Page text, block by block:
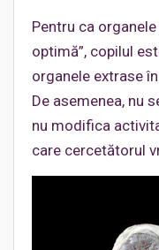
Pentru ca
optimă”, copilul
organele extrase
De asemenea, nu
nu modifica
care cercetătorul